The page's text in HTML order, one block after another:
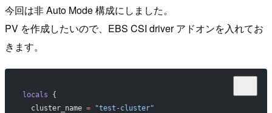
今回は非 Auto Mode 構成にしました。
PV を作成したいので、EBS CSI driver アドオンを入れてお
きます。
locals {
  cluster_name
= "test-cluster"